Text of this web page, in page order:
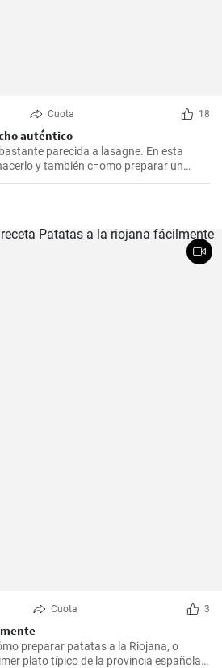
Cuota 18
auténtico
parecida a lasagne. En esta
y también c=omo preparar un
Cuota 3
preparar patatas a la Riojana, o
plato típico de la provincia española